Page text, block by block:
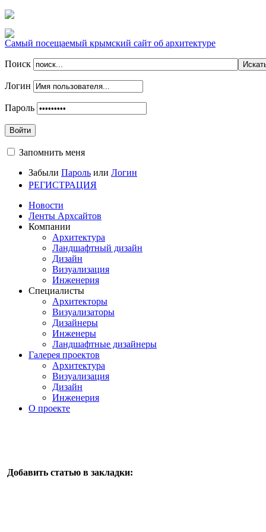
Самый посещаемый крымский сайт об архитектуре
Поиск
Логин
Пароль
Войти
Запомнить меня
Забыли Пароль или Логин
РЕГИСТРАЦИЯ
Новости
Ленты Архсайтов
Компании
Архитектура
Ландшафтный дизайн
Дизайн
Визуализация
Инженерия
Специалисты
Архитекторы
Визуализаторы
Дизайнеры
Инженеры
Ландшафтные дизайнеры
Галерея проектов
Архитектура
Визуализация
Дизайн
Инженерия
О проекте
Добавить статью в закладки: